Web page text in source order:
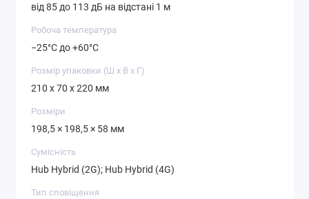
від 85 до 113 дБ на відстані 1 м
Робоча температура
−25°C до +60°C
Розмір упаковки (Ш х В х Г)
210 x 70 x 220 мм
Розміри
198,5 × 198,5 × 58 мм
Сумісність
Hub Hybrid (2G); Hub Hybrid (4G)
Тип сповіщення